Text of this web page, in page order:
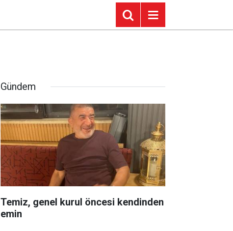
Gündem
Temiz, genel kurul öncesi kendinden
emin